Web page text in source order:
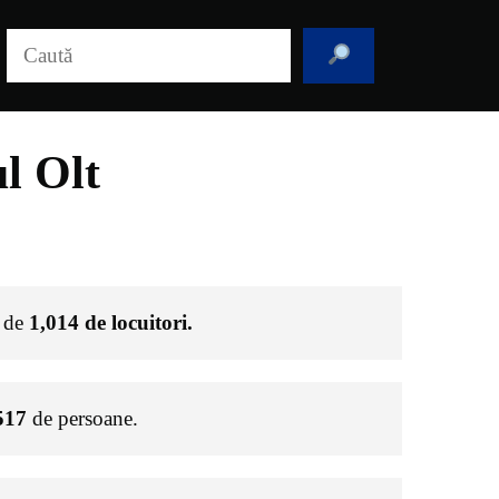
Olt
1,014 de locuitori.
de persoane.